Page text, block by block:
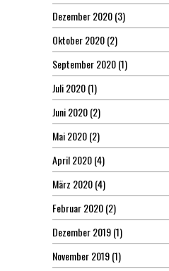
Dezember 2020(3)
Oktober 2020(2)
September 2020(1)
Juli 2020(1)
Juni 2020(2)
Mai 2020(2)
April 2020(4)
März 2020(4)
Februar 2020(2)
Dezember 2019(1)
November 2019(1)